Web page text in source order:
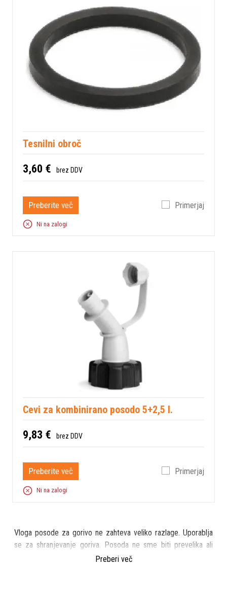
Tesnilni obroč
3,60 € brez DDV
Preberite več Primerjaj
Ni na zalogi
Cevi za kombinirano posodo 5+2,5 l.
9,83 € brez DDV
Preberite več Primerjaj
Ni na zalogi
Vloga posode za gorivo ne zahteva veliko razlage. Uporablja
se za shranjevanje goriva. Posoda ne sme biti prevelika ali
premajhna. Pomemben je tudi material, iz katerega je posoda
Preberi več